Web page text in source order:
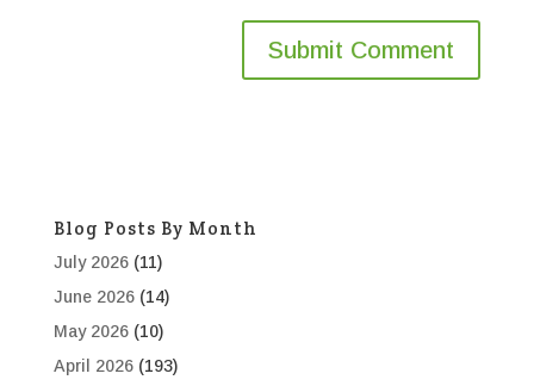
Blog Posts By Month
July 2026(11)
June 2026(14)
May 2026(10)
April 2026(193)